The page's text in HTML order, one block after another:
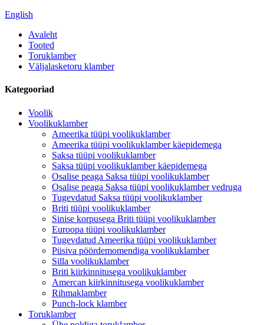
English
Avaleht
Tooted
Toruklamber
Väljalasketoru klamber
Kategooriad
Voolik
Voolikuklamber
Ameerika tüüpi voolikuklamber
Ameerika tüüpi voolikuklamber käepidemega
Saksa tüüpi voolikuklamber
Saksa tüüpi voolikuklamber käepidemega
Osalise peaga Saksa tüüpi voolikuklamber
Osalise peaga Saksa tüüpi voolikuklamber vedruga
Tugevdatud Saksa tüüpi voolikuklamber
Briti tüüpi voolikuklamber
Sinise korpusega Briti tüüpi voolikuklamber
Euroopa tüüpi voolikuklamber
Tugevdatud Ameerika tüüpi voolikuklamber
Püsiva pöördemomendiga voolikuklamber
Silla voolikuklamber
Briti kiirkinnitusega voolikuklamber
Amercan kiirkinnitusega voolikuklamber
Rihmaklamber
Punch-lock klamber
Toruklamber